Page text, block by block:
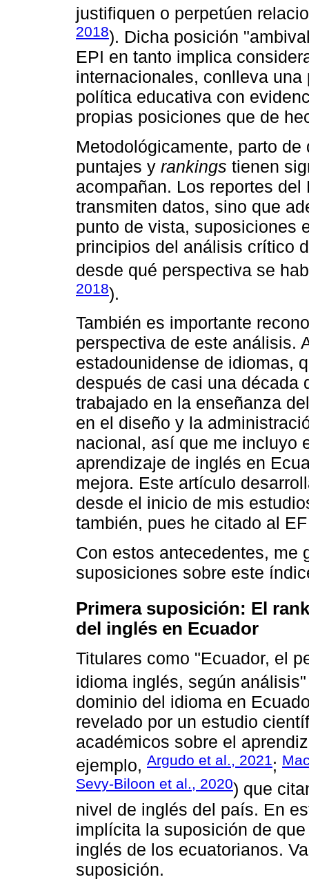
justifiquen o perpetúen
2018). Dicha posición
EPI en tanto implica
internacionales, conlleva
política educativa con
propias posiciones que de
Metodológicamente, parto
puntajes y rankings tienen
acompañan. Los reportes
transmiten datos, sino que
punto de vista, suposiciones
principios del análisis crítico
desde qué perspectiva se
2018).
También es importante
perspectiva de este análisis.
estadounidense de idiomas,
después de casi una década
trabajado en la enseñanza
en el diseño y la
nacional, así que me incluyo
aprendizaje de inglés en
mejora. Este artículo
desde el inicio de mis
también, pues he citado al
Con estos antecedentes, me
suposiciones sobre este
Primera suposición: El
del inglés en Ecuador
Titulares como "Ecuador, el
idioma inglés, según
dominio del idioma en
revelado por un estudio
académicos sobre el
ejemplo, Argudo et al., 2021;
Sevy-Biloon et al., 2020) que
nivel de inglés del país. En
implícita la suposición de
inglés de los ecuatorianos.
suposición.